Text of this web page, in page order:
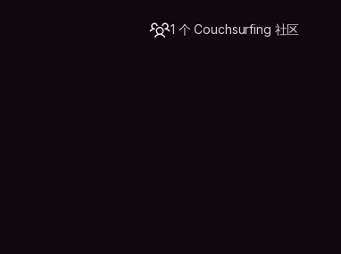
1 个 Couchsurfing 社区